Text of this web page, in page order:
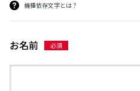
機種依存文字とは？
お名前